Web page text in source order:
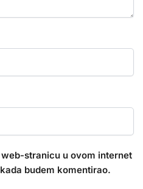
stranicu u ovom internet
budem komentirao.